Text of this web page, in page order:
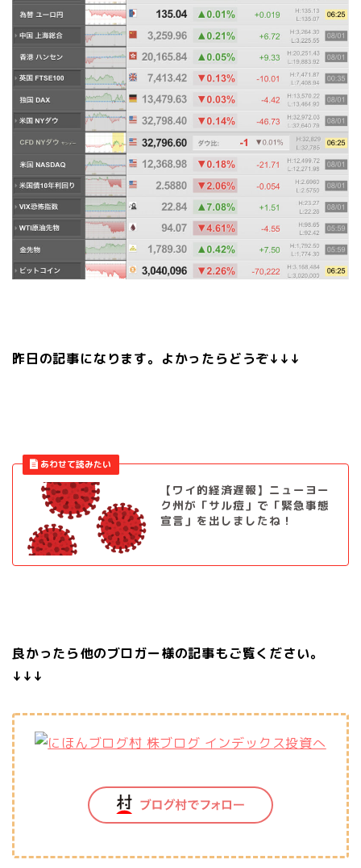
昨日の記事になります。よかったらどうぞ↓↓↓
【ワイ的経済遅報】ニューヨー
ク州が「サル痘」で「緊急事態
宣言」を出しましたね！
良かったら他のブロガー様の記事もご覧ください。
↓↓↓